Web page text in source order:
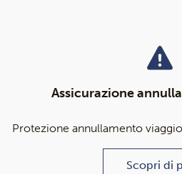
Assicurazione
Protezione annullamento
Scopri di